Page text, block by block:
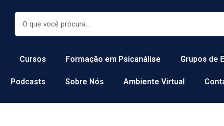
Cursos Formação em Psicanálise Grupos de
Podcasts Sobre Nós Ambiente Virtual